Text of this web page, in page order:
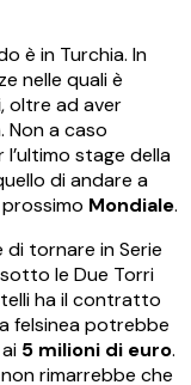
è in Turchia. In
nelle quali è
, oltre ad aver
Non a caso
stage della
di andare a
Mondiale.
di tornare in Serie
le Due Torri
ha il contratto
felsinea potrebbe
5 milioni di euro.
rimarrebbe che